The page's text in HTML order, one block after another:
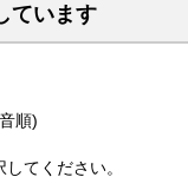
ています
順)
てください。